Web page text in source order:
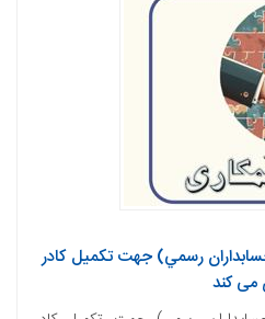
رسمي) جهت تكميل كادر
می کند